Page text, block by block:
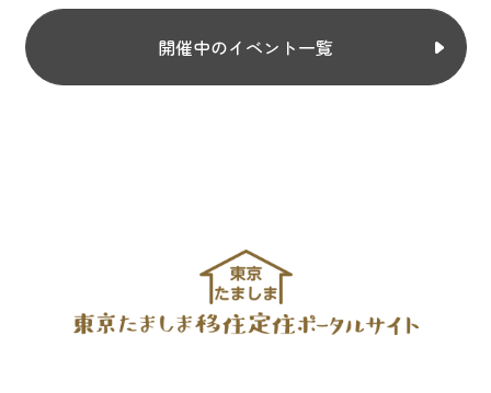
開催中のイベント一覧